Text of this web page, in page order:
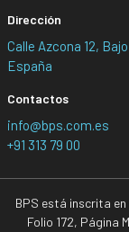
Dirección
Calle Azcona 12,
España
Contactos
info@bps.com.es
+91 313 79 00
BPS está inscrita en
Folio 172, Página